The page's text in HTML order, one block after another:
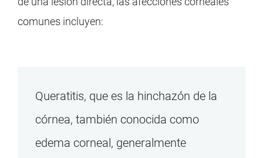
comunes incluyen:
Queratitis, que es la hinchazón de la
córnea, también conocida como
edema corneal, generalmente